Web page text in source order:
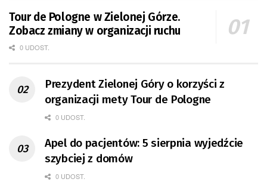
Tour de Pologne w Zielonej Górze.
Zobacz zmiany w organizacji ruchu
0 UDOST.
Prezydent Zielonej Góry o korzyści z
organizacji mety Tour de Pologne
0 UDOST.
Apel do pacjentów: 5 sierpnia wyjedźcie
szybciej z domów
0 UDOST.